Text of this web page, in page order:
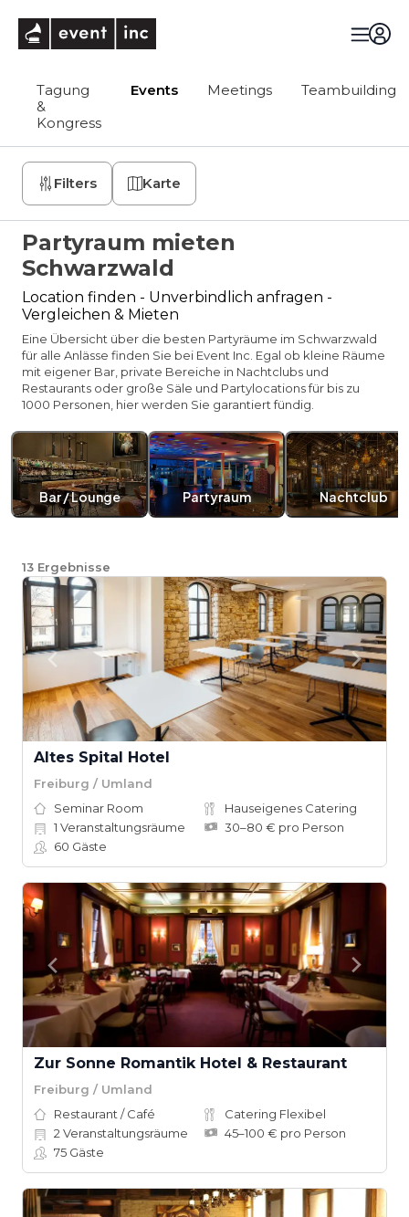
Tagung
&
Kongress
Events Meetings Teambuilding
Filters Karte
Partyraum mieten
Schwarzwald
Location finden - Unverbindlich anfragen -
Vergleichen & Mieten
Eine Übersicht über die besten Partyräume im Schwarzwald
für alle Anlässe finden Sie bei Event Inc. Egal ob kleine Räume
mit eigener Bar, private Bereiche in Nachtclubs und
Restaurants oder große Säle und Partylocations für bis zu
1000 Personen, hier werden Sie garantiert fündig.
Bar / Lounge Partyraum Nachtclub
13 Ergebnisse
Altes Spital Hotel
Freiburg / Umland
Seminar Room
Hauseigenes Catering
1 Veranstaltungsräume
30–80 € pro Person
60 Gäste
Zur Sonne Romantik Hotel & Restaurant
Freiburg / Umland
Restaurant / Café
Catering Flexibel
2 Veranstaltungsräume
45–100 € pro Person
75 Gäste